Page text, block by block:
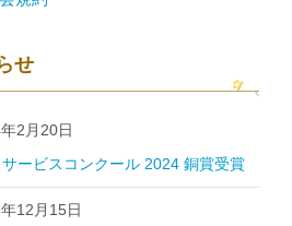
せ
2月20日
サービスコンクール 2024 銅賞受賞
12月15日